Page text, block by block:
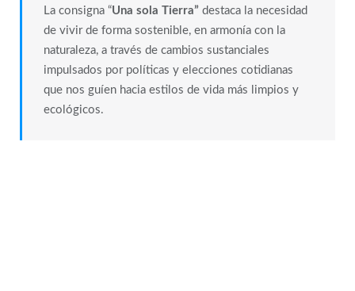
La consigna “Una sola Tierra” destaca la necesidad
de vivir de forma sostenible, en armonía con la
naturaleza, a través de cambios sustanciales
impulsados por políticas y elecciones cotidianas
que nos guíen hacia estilos de vida más limpios y
ecológicos.